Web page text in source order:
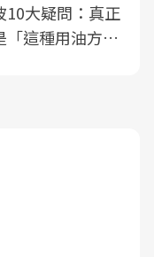
10大疑問：真正
「這種用油方